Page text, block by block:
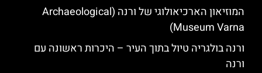
המוזיאון הארכיאולוגי של ורנה (Archaeological
Museum Varna)
ורנה בולגריה טיול בתוך העיר – היכרות ראשונה עם
ורנה